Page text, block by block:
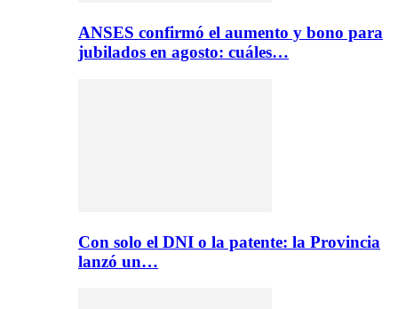
ANSES confirmó el aumento y bono para
jubilados en agosto: cuáles…
Con solo el DNI o la patente: la Provincia
lanzó un…